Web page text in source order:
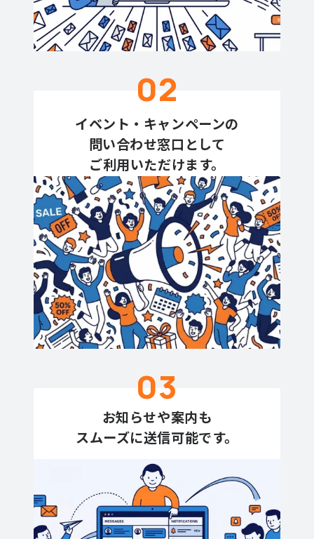
02
イベント・キャンペーンの
問い合わせ窓口として
ご利用いただけます。
03
お知らせや案内も
スムーズに送信可能です。